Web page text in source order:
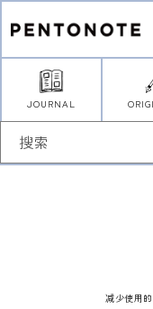
容
JOURNAL
搜索
减少使用